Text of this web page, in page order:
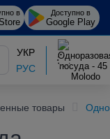
в Доступно в
Google Play
УКР
РУС
товары